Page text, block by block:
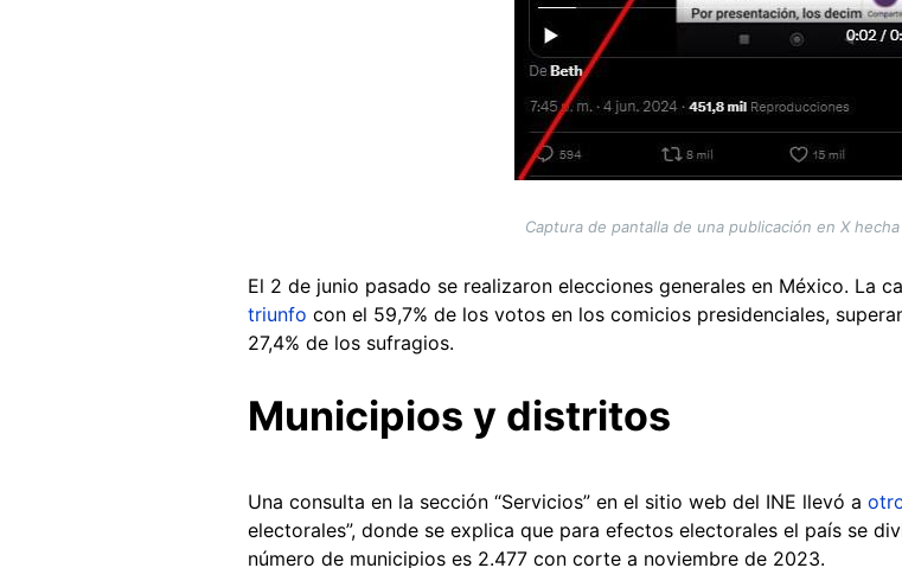
Captura de pantalla de una publicación en X
El 2 de junio pasado se realizaron elecciones generales en México. La
triunfo con el 59,7% de los votos en los comicios presidenciales,
27,4% de los sufragios.
Municipios y distritos
Una consulta en la sección “Servicios” en el sitio web del INE llevó a
electorales”, donde se explica que para efectos electorales el país se
número de municipios es 2.477 con corte a noviembre de 2023.